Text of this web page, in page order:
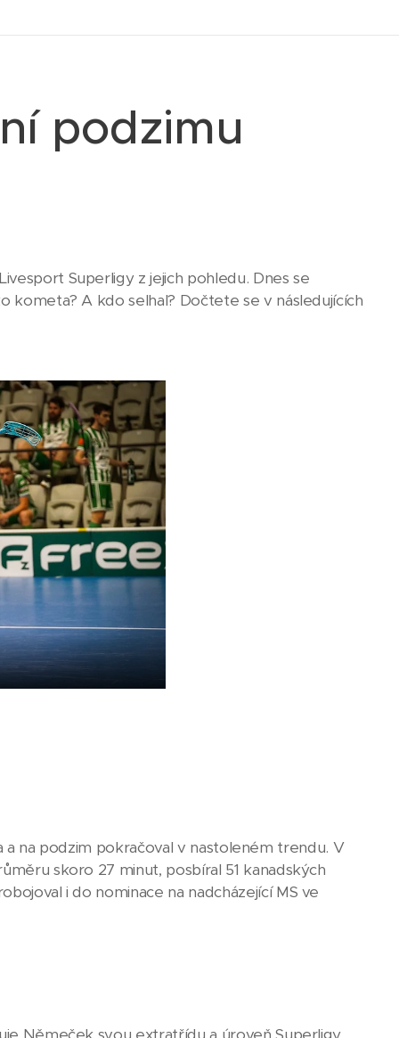
podzimu
Superligy z jejich pohledu. Dnes se
A kdo selhal? Dočtete se v následujících
a na podzim pokračoval v nastoleném trendu. V
skoro 27 minut, posbíral 51 kanadských
i do nominace na nadcházející MS ve